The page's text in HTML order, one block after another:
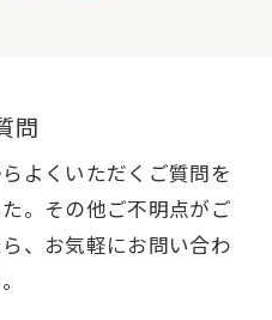
問
よくいただくご質問を
。その他ご不明点がご
、お気軽にお問い合わ